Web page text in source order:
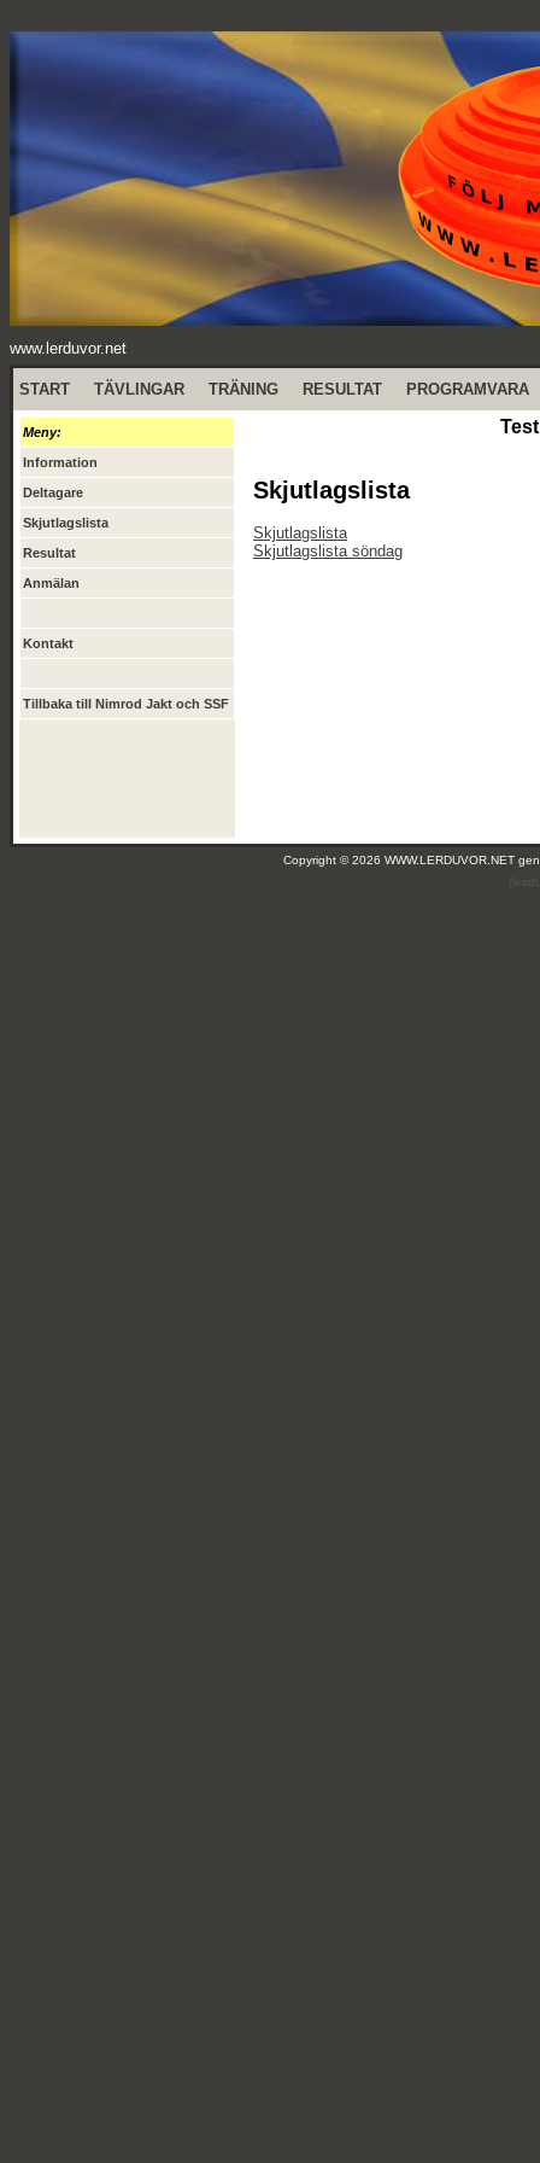
www.lerduvor.net
START TÄVLINGAR TRÄNING RESULTAT PROGRAMVARA
Meny:
Information
Deltagare
Skjutlagslista
Resultat
Anmälan
Kontakt
Tillbaka till Nimrod Jakt och SSF
Skjutlagslista
Skjutlagslista
Skjutlagslista söndag
Copyright © 2026 WWW.LERDUVOR.NET